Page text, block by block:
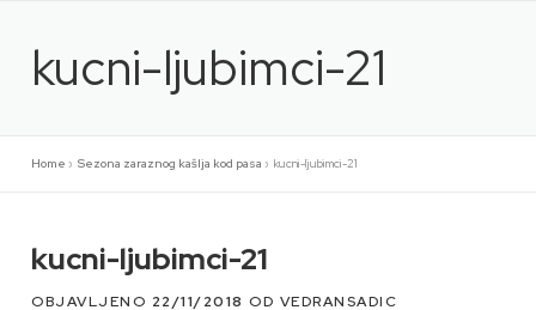
sadržajkucni-ljubimci-21
Home »Sezona zaraznog kašlja kod pasa »kucni-ljubimci-21
kucni-ljubimci-21
OBJAVLJENO 22/11/2018 OD VEDRANSADIC